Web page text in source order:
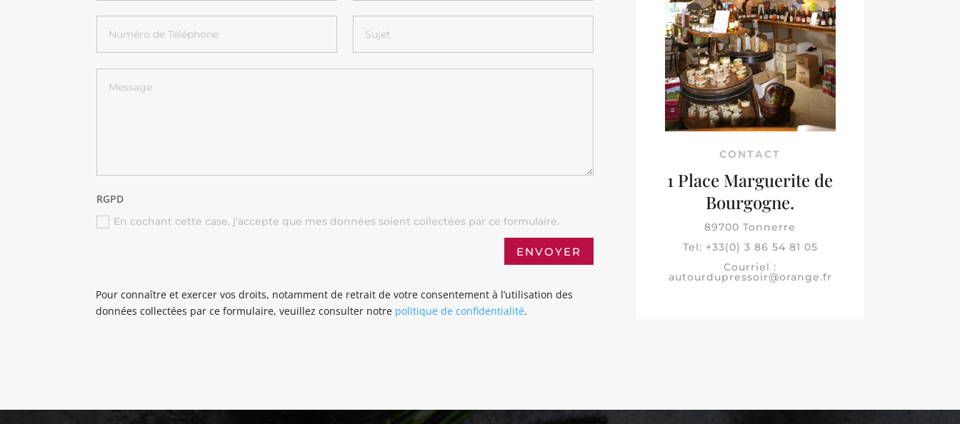
RGPD
En cochant cette case, j'accepte que mes données soient collectées par ce formulaire.
ENVOYER
Pour connaître et exercer vos droits, notamment de retrait de votre consentement à l’utilisation des
données collectées par ce formulaire, veuillez consulter notre politique de confidentialité.
CONTACT
1 Place Marguerite de
Bourgogne.
89700 Tonnerre
Tel: +33(0) 3 86 54 81 05
Courriel :
autourdupressoir@orange.fr